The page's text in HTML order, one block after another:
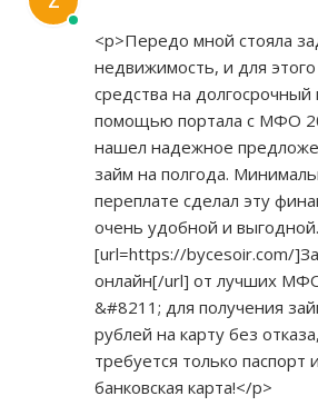
<p>Передо мной стояла
недвижимость, и для
средства на
помощью портала с МФО
нашел надежное
займ на полгода.
переплате сделал эту
очень удобной и
[url=https://bycesoir.com/
онлайн[/url] от лучших
&#8211; для получения
рублей на карту без
требуется только паспорт
банковская карта!</p>